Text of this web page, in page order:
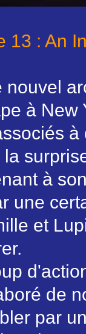
13 : An
nouvel
à New
la
à
une
et
de
par